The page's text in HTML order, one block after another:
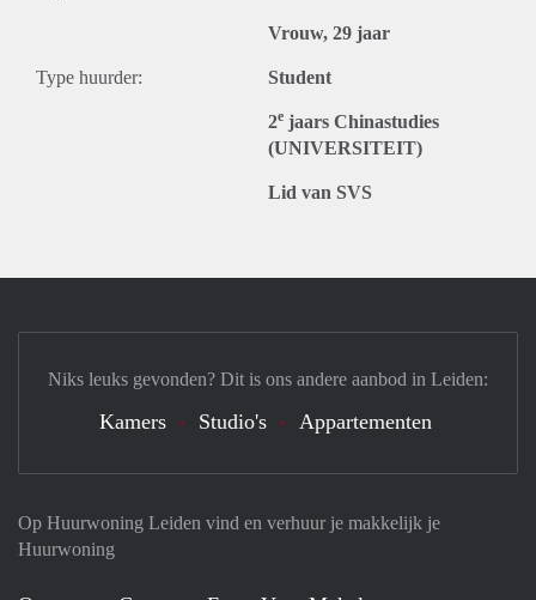
Vrouw, 29 jaar
Type huurder: Student
2e jaars Chinastudies
(UNIVERSITEIT)
Lid van SVS
Op Huurwoning Leiden vind en verhuur je makkelijk je
Huurwoning
Niks leuks gevonden? Dit is ons andere aanbod in Leiden:
Kamers Studio's Appartementen